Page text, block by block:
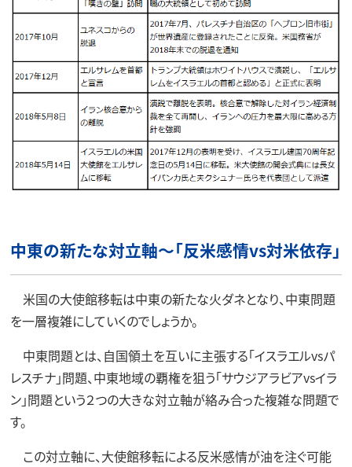
中東の新たな対立軸～「反米感情vs対米依存」
米国の大使館移転は中東の新たな火ダネとなり、中東問題
を一層複雑にしていくのでしょうか。
中東問題とは、自国領土を互いに主張する「イスラエルvsパ
レスチナ」問題、中東地域の覇権を狙う「サウジアラビアvsイラ
ン」問題という２つの大きな対立軸が絡み合った複雑な問題で
す。
この対立軸に、大使館移転による反米感情が油を注ぐ可能